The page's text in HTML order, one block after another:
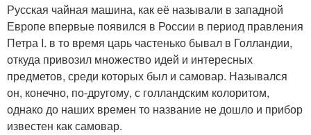
Русская чайная машина, как её называли в западной
Европе впервые появился в России в период правления
Петра I. в то время царь частенько бывал в Голландии,
откуда привозил множество идей и интересных
предметов, среди которых был и самовар. Назывался
он, конечно, по-другому, с голландским колоритом,
однако до наших времен то название не дошло и прибор
известен как самовар.